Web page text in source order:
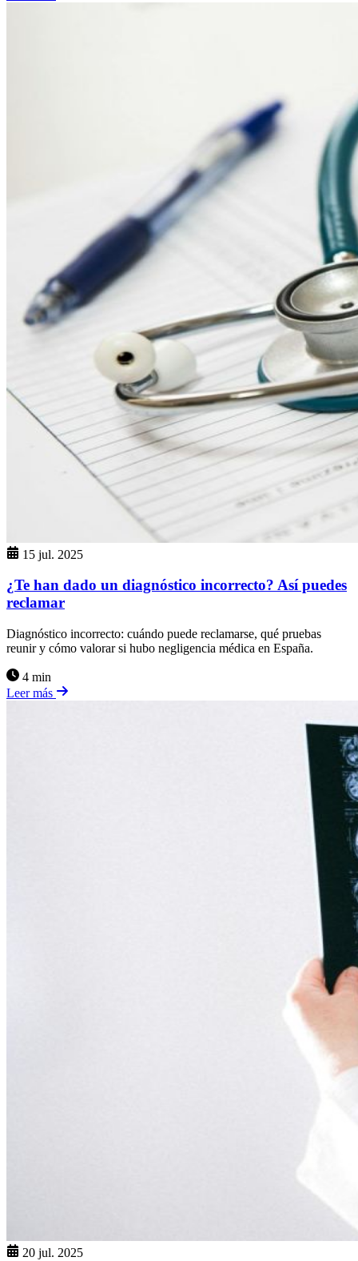
15 jul. 2025
¿Te han dado un diagnóstico incorrecto? Así puedes
reclamar
Diagnóstico incorrecto: cuándo puede reclamarse, qué pruebas
reunir y cómo valorar si hubo negligencia médica en España.
4 min
Leer más
20 jul. 2025